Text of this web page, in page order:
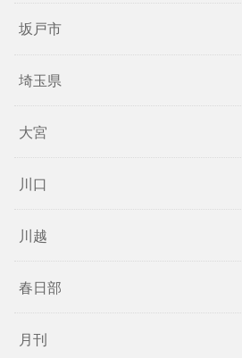
坂戸市
埼玉県
大宮
川口
川越
春日部
月刊